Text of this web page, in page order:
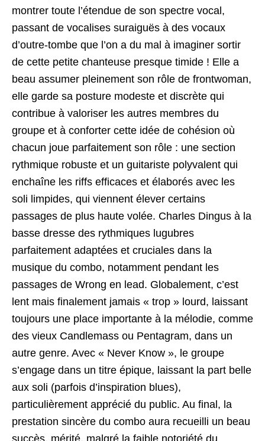
montrer toute l’étendue de son spectre vocal,
passant de vocalises suraiguës à des vocaux
d’outre-tombe que l’on a du mal à imaginer sortir
de cette petite chanteuse presque timide ! Elle a
beau assumer pleinement son rôle de frontwoman,
elle garde sa posture modeste et discrète qui
contribue à valoriser les autres membres du
groupe et à conforter cette idée de cohésion où
chacun joue parfaitement son rôle : une section
rythmique robuste et un guitariste polyvalent qui
enchaîne les riffs efficaces et élaborés avec les
soli limpides, qui viennent élever certains
passages de plus haute volée. Charles Dingus à la
basse dresse des rythmiques lugubres
parfaitement adaptées et cruciales dans la
musique du combo, notamment pendant les
passages de Wrong en lead. Globalement, c’est
lent mais finalement jamais « trop » lourd, laissant
toujours une place importante à la mélodie, comme
des vieux Candlemass ou Pentagram, dans un
autre genre. Avec « Never Know », le groupe
s’engage dans un titre épique, laissant la part belle
aux soli (parfois d’inspiration blues),
particulièrement apprécié du public. Au final, la
prestation sincère du combo aura recueilli un beau
succès, mérité, malgré la faible notoriété du